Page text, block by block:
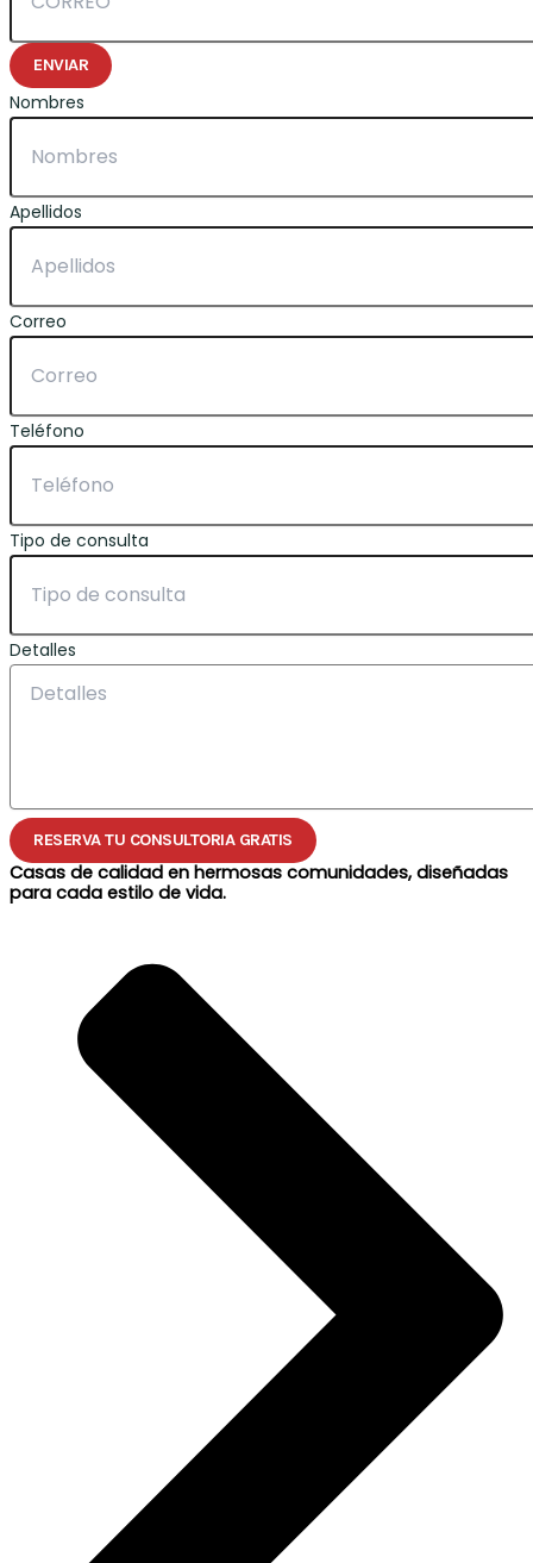
ENVIAR
Nombres
Apellidos
Correo
Teléfono
Tipo de consulta
Detalles
RESERVA TU CONSULTORIA GRATIS
Casas de calidad en hermosas comunidades, diseñadas
para cada estilo de vida.